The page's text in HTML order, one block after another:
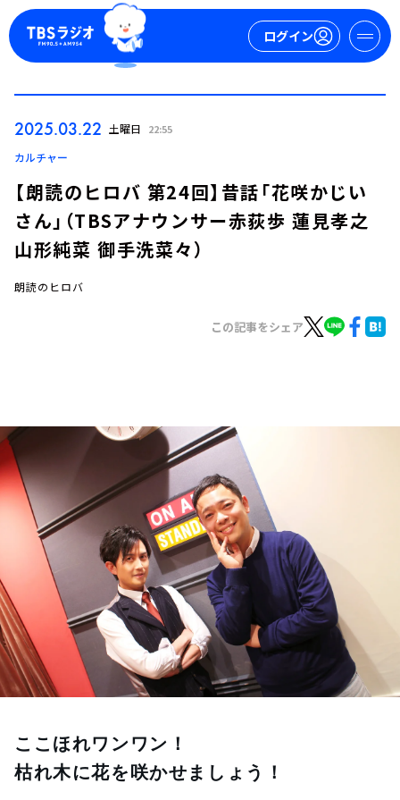
ログイン
イベント・グッズ
会社情報
2025.03.22 土曜日 22:55
カルチャー
【朗読のヒロバ 第24回】昔話「花咲かじい
さん」（TBSアナウンサー赤荻歩 蓮見孝之
山形純菜 御手洗菜々）
朗読のヒロバ
この記事をシェア
ここほれワンワン！
枯れ木に花を咲かせましょう！